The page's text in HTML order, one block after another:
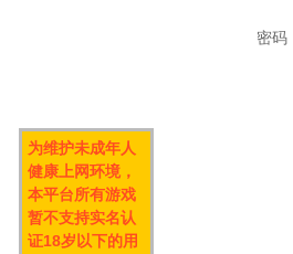
密码
为维护未成年人
健康上网环境，
本平台所有游戏
暂不支持实名认
证18岁以下的用